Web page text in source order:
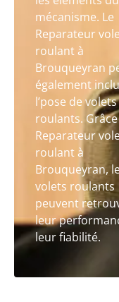
mécanisme. Le
Reparateur
roulant à
Brouqueyran
également
l’pose de volets
roulants.
Reparateur
roulant à
Brouqueyran,
volets roulants
peuvent
leur
leur fiabilité.